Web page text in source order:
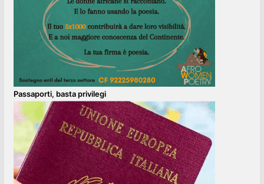
Passaporti, basta privilegi